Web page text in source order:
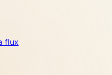
flux